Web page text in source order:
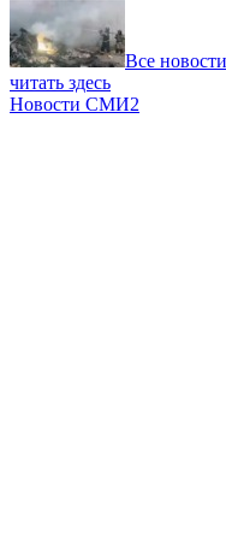
Все
читать здесь
Новости СМИ2